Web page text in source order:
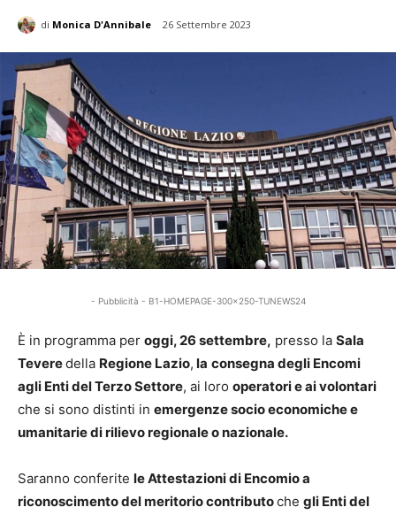
di Monica D'Annibale 26 Settembre 2023
- Pubblicità - B1-HOMEPAGE-300x250-TUNEWS24
È in programma per oggi, 26 settembre, presso la Sala
Teveredella Regione Lazio, la consegna degli Encomi
agli Enti del Terzo Settore, ai loro operatori e ai volontari
che si sono distinti in emergenze socio economiche e
umanitarie di rilievo regionale o nazionale.
Saranno conferite le Attestazioni di Encomio a
riconoscimento del meritorio contributoche gli Enti del